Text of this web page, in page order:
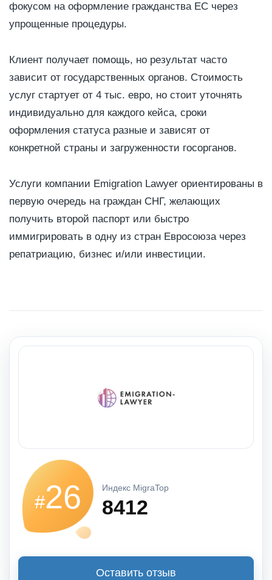
фокусом на оформление гражданства ЕС через
упрощенные процедуры.
Клиент получает помощь, но результат часто
зависит от государственных органов. Стоимость
услуг стартует от 4 тыс. евро, но стоит уточнять
индивидуально для каждого кейса, сроки
оформления статуса разные и зависят от
конкретной страны и загруженности госорганов.
Услуги компании Emigration Lawyer ориентированы в
первую очередь на граждан СНГ, желающих
получить второй паспорт или быстро
иммигрировать в одну из стран Евросоюза через
репатриацию, бизнес и/или инвестиции.
#26 Индекс MigraTop
8412
Оставить отзыв